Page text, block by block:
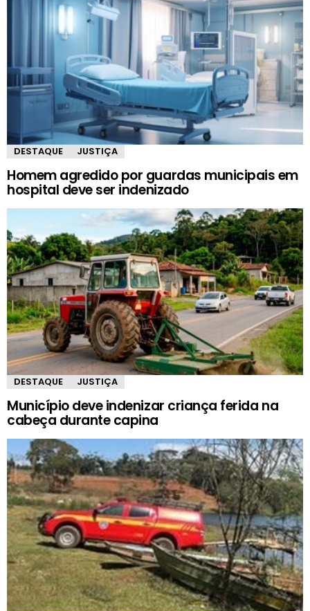
DESTAQUE JUSTIÇA
Homem agredido por guardas municipais em
hospital deve ser indenizado
DESTAQUE JUSTIÇA
Município deve indenizar criança ferida na
cabeça durante capina